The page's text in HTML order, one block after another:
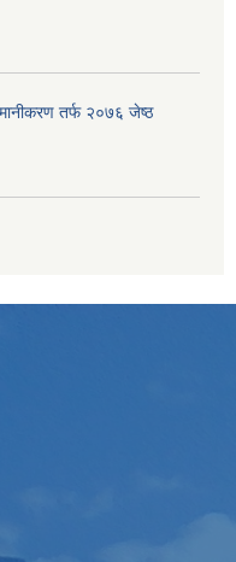
तर्फ २०७६ जेष्ठ